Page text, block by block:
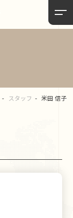
スタッフ 米田 信子